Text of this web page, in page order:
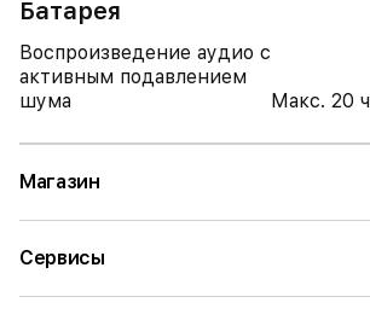
Батарея
Воспроизведение аудио с
активным подавлением
шума
Макс. 20 ч
Магазин
Сервисы